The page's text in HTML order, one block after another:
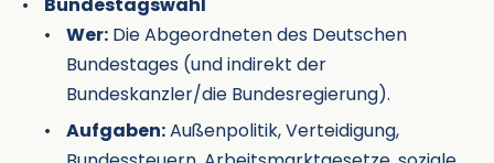
Bundestagswahl
Wer: Die Abgeordneten des Deutschen
Bundestages (und indirekt der
Bundeskanzler/die Bundesregierung).
Aufgaben:Außenpolitik, Verteidigung,